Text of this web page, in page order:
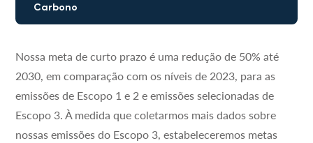
Carbono
Nossa meta de curto prazo é uma redução de 50% até
2030, em comparação com os níveis de 2023, para as
emissões de Escopo 1 e 2 e emissões selecionadas de
Escopo 3. À medida que coletarmos mais dados sobre
nossas emissões do Escopo 3, estabeleceremos metas